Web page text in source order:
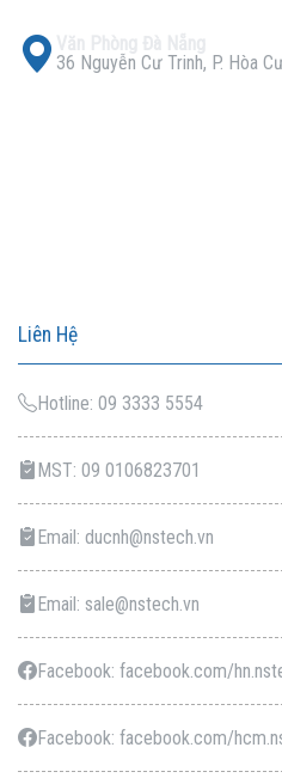
36 Nguyễn Cư Trinh, P. Hòa
Liên Hệ
Hotline: 09 3333 5554
MST: 09 0106823701
Email: ducnh@nstech.vn
Email: sale@nstech.vn
Facebook: facebook.com/
Facebook: facebook.com/